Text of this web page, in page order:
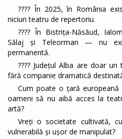
???? În 2025, în România
niciun teatru de repertoriu.
???? În Bistrița-Năsăud,
Sălaj și Teleorman — nu
permanentă.
???? Județul Alba are doar
fără companie dramatică
Cum poate o țară
oameni să nu aibă acces la
artă?
Vreți o societate cultivată,
vulnerabilă și ușor de manipulat?